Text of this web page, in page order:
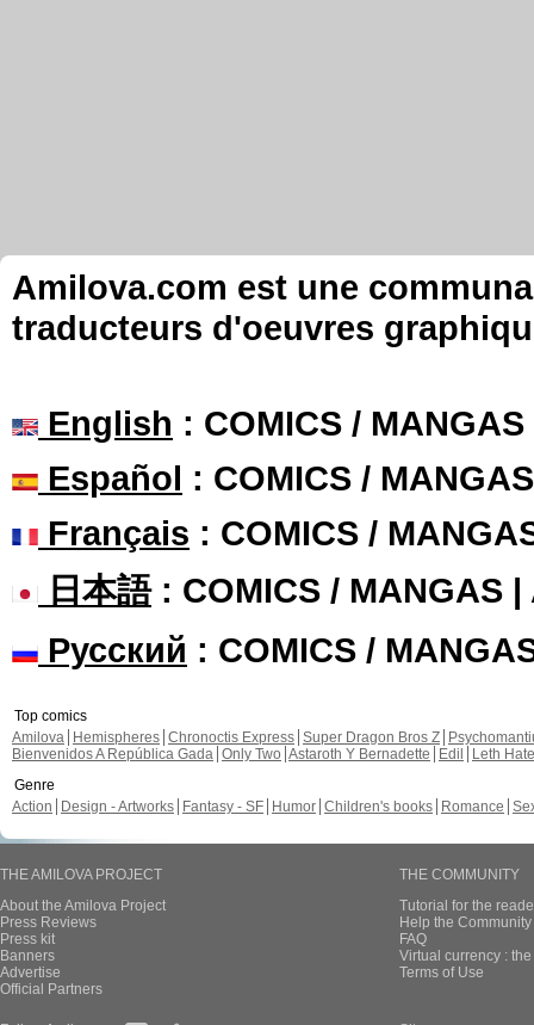
Amilova.com est une
traducteurs d'oeuvres
English : COMICS /
Español : COMICS /
Français : COMICS /
日本語: COMICS / MANGAS |
Русский : COMICS /
Top comics
Amilova
Hemispheres Chronoctis Express Super Dragon Bros Z
Bienvenidos A República Gada Only Two Astaroth Y Bernadette Edil
Leth Hate
Genre
Action
Design - Artworks Fantasy - SF Humor Children's books Romance
THE AMILOVA PROJECT
About the Amilova Project
Press Reviews
Press kit
Banners
Advertise
Official Partners
THE COMMUNITY
Tutorial for the
Help the
FAQ
Virtual currency :
Terms of Use